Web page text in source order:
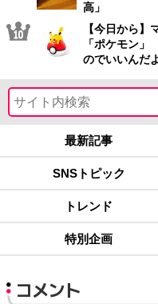
高」
【今日から
「ポケモン
のでいいんだ
最新記事
SNSトピック
トレンド
特別企画
コメント